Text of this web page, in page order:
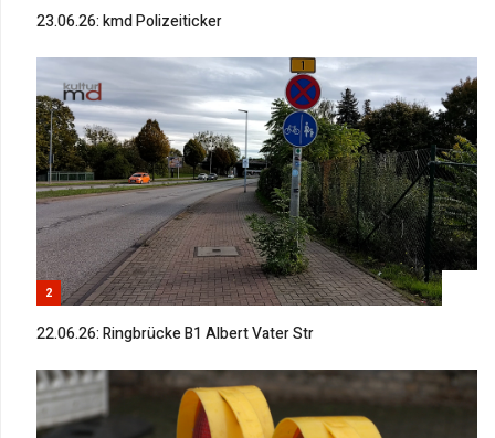
23.06.26: kmd Polizeiticker
2
22.06.26: Ringbrücke B1 Albert Vater Str